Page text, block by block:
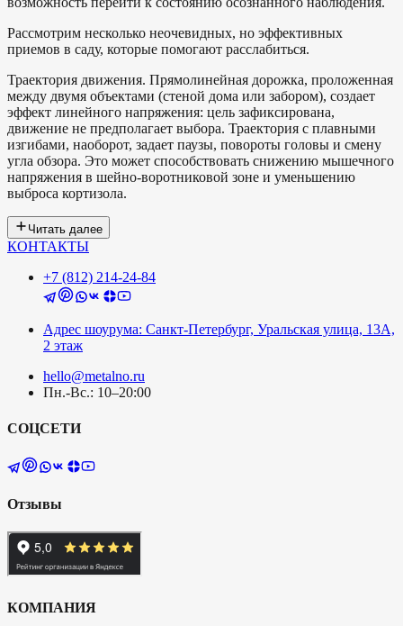
Рассмотрим несколько неочевидных, но эффективных
приемов в саду, которые помогают расслабиться.
Траектория движения. Прямолинейная дорожка, проложенная
между двумя объектами (стеной дома или забором), создает
эффект линейного напряжения: цель зафиксирована,
движение не предполагает выбора. Траектория с плавными
изгибами, наоборот, задает паузы, повороты головы и смену
угла обзора. Это может способствовать снижению мышечного
напряжения в шейно-воротниковой зоне и уменьшению
выброса кортизола.
Читать далее
КОНТАКТЫ
+7 (812) 214-24-84
Адрес шоурума: Санкт-Петербург, Уральская улица, 13А,
2 этаж
hello@metalno.ru
Пн.-Вс.: 10–20:00
СОЦСЕТИ
Отзывы
КОМПАНИЯ